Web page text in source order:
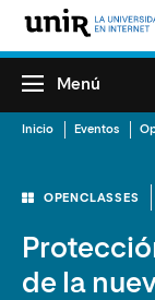
Menú
Inicio Eventos
OPENCLASSES
de la